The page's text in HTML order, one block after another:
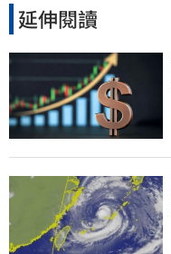
延伸閱讀